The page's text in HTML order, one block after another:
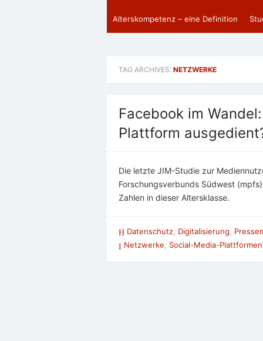
Alterskompetenz – eine Definition
TAG ARCHIVES: NETZWERKE
Facebook im
Plattform
Die letzte JIM-Studie zur
Forschungsverbunds Südwest
Zahlen in dieser Altersklasse.
Datenschutz Digitalisierung
Netzwerke, Social-Media-Plattformen